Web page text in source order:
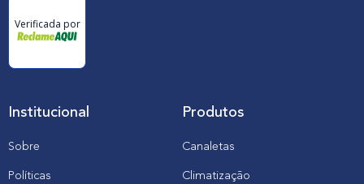
Verificada por
Institucional
Sobre
Políticas
Produtos
Canaletas
Climatização